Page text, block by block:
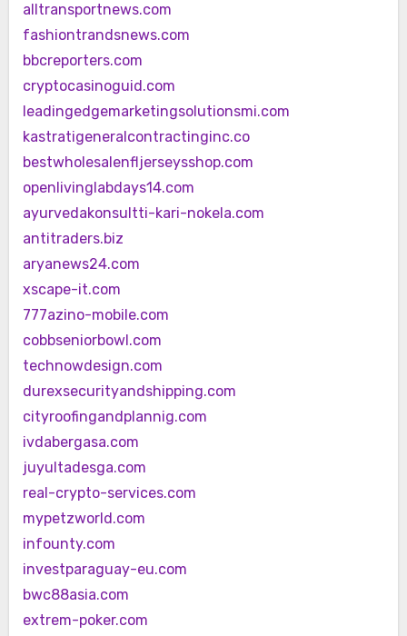
alltransportnews.com
fashiontrandsnews.com
bbcreporters.com
cryptocasinoguid.com
leadingedgemarketingsolutionsmi.com
kastratigeneralcontractinginc.co
bestwholesalenfljerseysshop.com
openlivinglabdays14.com
ayurvedakonsultti-kari-nokela.com
antitraders.biz
aryanews24.com
xscape-it.com
777azino-mobile.com
cobbseniorbowl.com
technowdesign.com
durexsecurityandshipping.com
cityroofingandplannig.com
ivdabergasa.com
juyultadesga.com
real-crypto-services.com
mypetzworld.com
infounty.com
investparaguay-eu.com
bwc88asia.com
extrem-poker.com